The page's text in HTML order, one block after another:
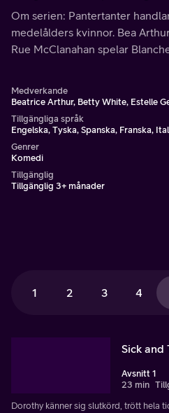
inte delta i begravningen.
Om serien: Pantertanter
medelålders kvinnor. Bea
Rue McClanahan spelar
Medverkande
Beatrice Arthur, Betty White, Estelle
Tillgängliga språk
Engelska, Tyska, Spanska, Franska,
Genrer
Komedi
Tillgänglig
Tillgänglig 3+ månader
1 2 3 4
Sick and
Avsnitt 1
23 min
Dorothy känner sig slutkörd, trött hela